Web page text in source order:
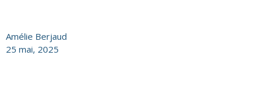
Amélie Berjaud
25 mai, 2025